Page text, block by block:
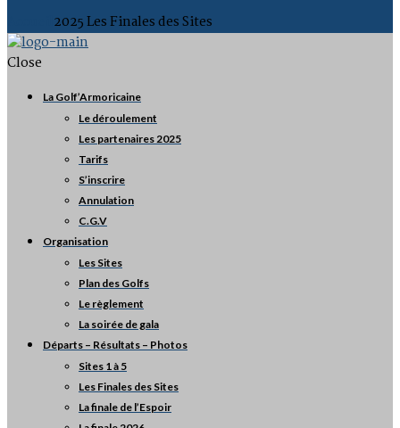
2025 Les Finales des Sites
Close
La Golf’Armoricaine
Le déroulement
Les partenaires 2025
Tarifs
S’inscrire
Annulation
C.G.V
Organisation
Les Sites
Plan des Golfs
Le règlement
La soirée de gala
Départs – Résultats – Photos
Sites 1 à 5
Les Finales des Sites
La finale de l’Espoir